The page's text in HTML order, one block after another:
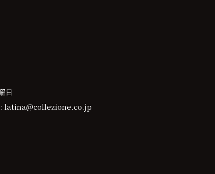
日
latina@collezione.co.jp